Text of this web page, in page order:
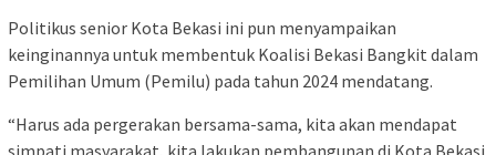
Politikus senior Kota Bekasi ini pun menyampaikan
keinginannya untuk membentuk Koalisi Bekasi Bangkit dalam
Pemilihan Umum (Pemilu) pada tahun 2024 mendatang.
“Harus ada pergerakan bersama-sama, kita akan mendapat